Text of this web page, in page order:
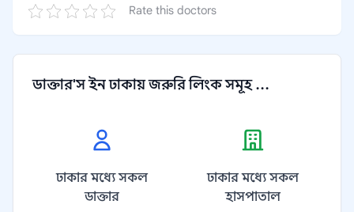
Rate this doctors
ডাক্তার'স ইন ঢাকায় জরুরি লিংক সমূহ ...
ঢাকার মধ্যে সকল
ডাক্তার
ঢাকার মধ্যে সকল
হাসপাতাল